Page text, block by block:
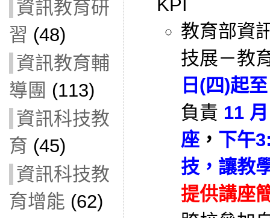
資訊教育研
習 (48)
資訊教育輔
導團 (113)
資訊科技教
育 (45)
資訊科技教
育增能 (62)
KPI
教育部資
技展－教
日(四)起
負責 11
座， 下午
技，讓教
提供講座